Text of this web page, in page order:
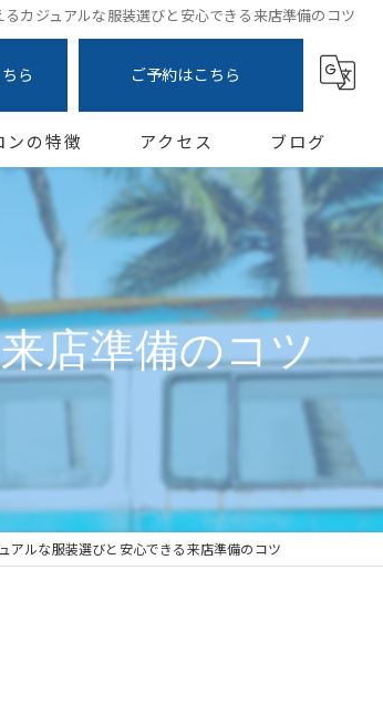
るカジュアルな服装選びと安心できる来店準備のコツ
ら ご予約はこちら
ンの特徴
し
メント
アクセス ブログ
コラム
店準備のコツ
アルな服装選びと安心できる来店準備のコツ